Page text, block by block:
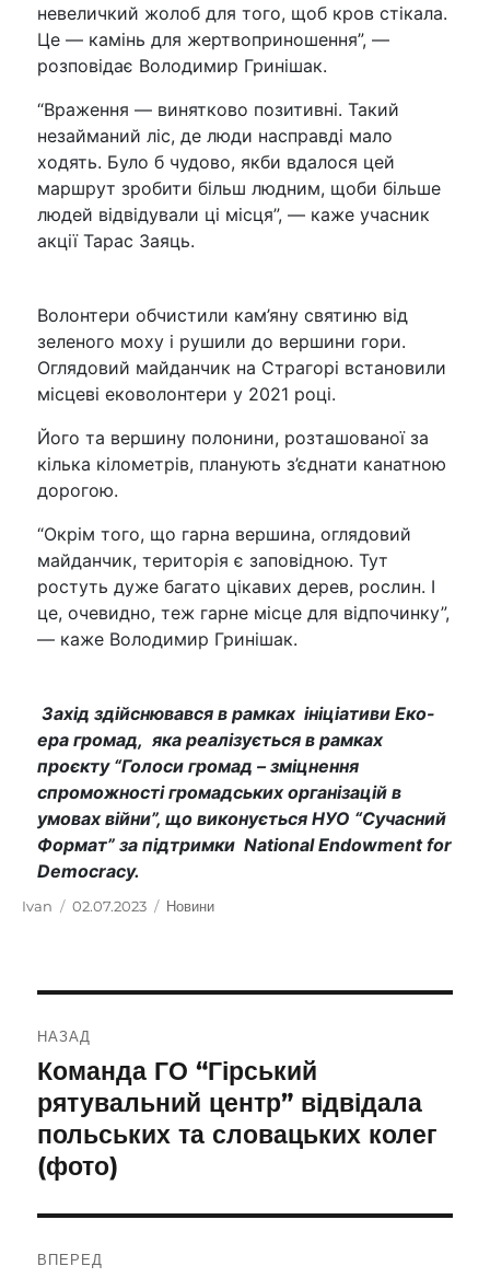
невеличкий жолоб для того, щоб кров стікала.
Це — камінь для жертвоприношення”, —
розповідає Володимир Гринішак.
“Враження — винятково позитивні. Такий
незайманий ліс, де люди насправді мало
ходять. Було б чудово, якби вдалося цей
маршрут зробити більш людним, щоби більше
людей відвідували ці місця”, — каже учасник
акції Тарас Заяць.
Волонтери обчистили кам’яну святиню від
зеленого моху і рушили до вершини гори.
Оглядовий майданчик на Страгорі встановили
місцеві ековолонтери у 2021 році.
Його та вершину полонини, розташованої за
кілька кілометрів, планують з’єднати канатною
дорогою.
“Окрім того, що гарна вершина, оглядовий
майданчик, територія є заповідною. Тут
ростуть дуже багато цікавих дерев, рослин. І
це, очевидно, теж гарне місце для відпочинку”,
— каже Володимир Гринішак.
Захід здійснювався в рамках ініціативи Еко-
ера громад, яка реалізується в рамках
проєкту “Голоси громад – зміцнення
спроможності громадських організацій в
умовах війни”, що виконується НУО “Сучасний
Формат” за підтримки National Endowment for
Democracy.
Автор
Ivan Оприлюднено
02.07.2023 Категорії
Новини
записів
НАЗАД
Попередній
запис:
Команда ГО “Гірський
рятувальний центр” відвідала
польських та словацьких колег
(фото)
ВПЕРЕД